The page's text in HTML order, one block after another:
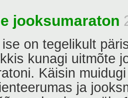
jooksumaraton
on tegelikult
kunagi uitmõte
Käisin muidugi
ja